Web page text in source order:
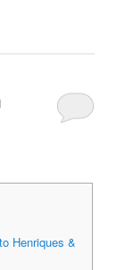
Henriques &